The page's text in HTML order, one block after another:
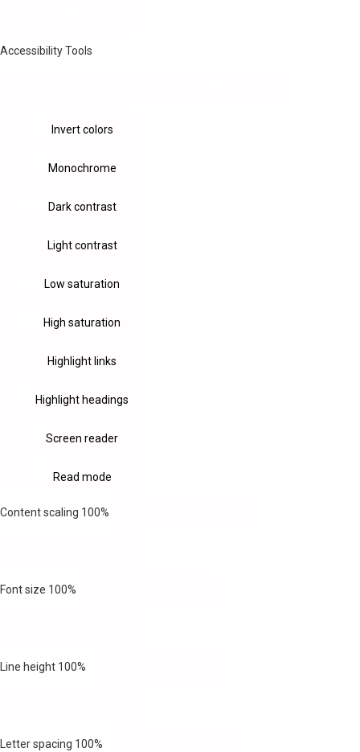
Accessibility Tools
Invert colors
Monochrome
Dark contrast
Light contrast
Low saturation
High saturation
Highlight links
Highlight headings
Screen reader
Read mode
Content scaling 100%
Font size 100%
Line height 100%
Letter spacing 100%